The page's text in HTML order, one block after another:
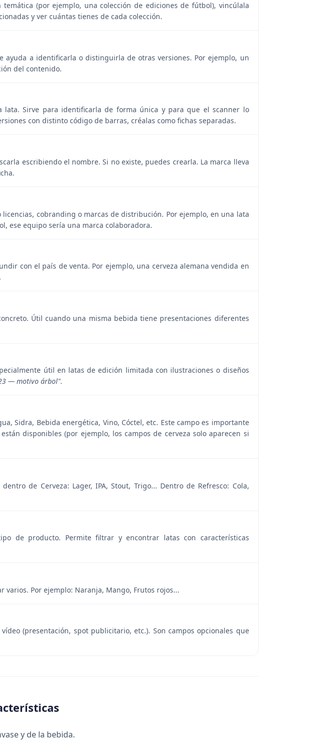
(por ejemplo, una colección de ediciones de fútbol), vincúlala
y ver cuántas tienes de cada colección.
ayuda a identificarla o distinguirla de otras versiones. Por ejemplo, un
del contenido.
lata. Sirve para identificarla de forma única y para que el scanner lo
con distinto código de barras, créalas como fichas separadas.
escribiendo el nombre. Si no existe, puedes crearla. La marca lleva
cobranding o marcas de distribución. Por ejemplo, en una lata
ese equipo sería una marca colaboradora.
con el país de venta. Por ejemplo, una cerveza alemana vendida en
Útil cuando una misma bebida tiene presentaciones diferentes
útil en latas de edición limitada con ilustraciones o diseños
— motivo árbol".
Sidra, Bebida energética, Vino, Cóctel, etc. Este campo es importante
disponibles (por ejemplo, los campos de cerveza solo aparecen si
de Cerveza: Lager, IPA, Stout, Trigo... Dentro de Refresco: Cola,
de producto. Permite filtrar y encontrar latas con características
varios. Por ejemplo: Naranja, Mango, Frutos rojos...
(presentación, spot publicitario, etc.). Son campos opcionales que
y de la bebida.